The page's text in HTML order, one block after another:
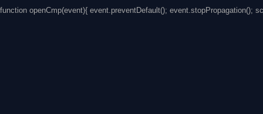
function openCmp(event){ event.preventDefault(); event.stopPropagation();